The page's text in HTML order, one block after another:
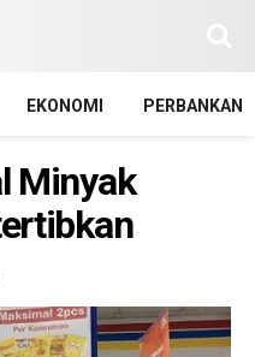
EKONOMI PERBANKAN
Minyak